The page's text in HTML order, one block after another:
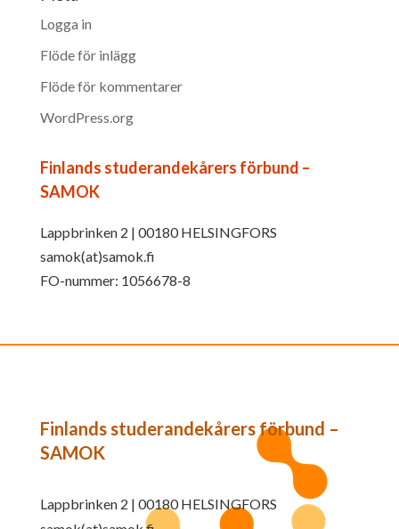
Logga in
Flöde för inlägg
Flöde för kommentarer
WordPress.org
Finlands studerandekårers förbund –
SAMOK
Lappbrinken 2 | 00180 HELSINGFORS
samok(at)samok.fi
FO-nummer: 1056678-8
Finlands studerandekårers förbund –
SAMOK
Lappbrinken 2 | 00180 HELSINGFORS